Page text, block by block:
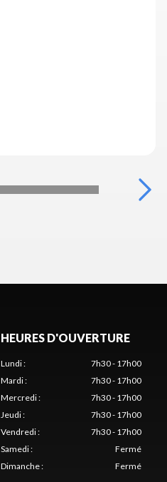
HEURES D'OUVERTURE
Lundi:
7h30 - 17h00
Mardi:
7h30 - 17h00
Mercredi:
7h30 - 17h00
Jeudi:
7h30 - 17h00
Vendredi:
7h30 - 17h00
Samedi:
Fermé
Dimanche: Fermé